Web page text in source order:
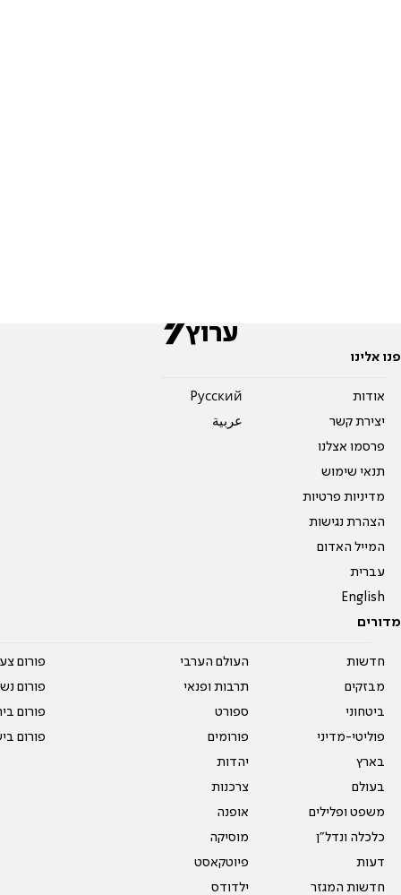
פנו אלינו
אודות
יצירת קשר
פרסמו אצלנו
תנאי שימוש
מדיניות פרטיות
הצהרת נגישות
המייל האדום
עברית
English
Pусский
عربية
מדורים
חדשות
מבזקים
ביטחוני
פוליטי-מדיני
בארץ
בעולם
משפט ופלילים
כלכלה ונדל"ן
דעות
חדשות המגזר
העולם הערבי
תרבות ופנאי
ספורט
פורומים
יהדות
צרכנות
אופנה
מוסיקה
פיוטקאסט
ילדודס
פורום
פורום
פורום
פורום